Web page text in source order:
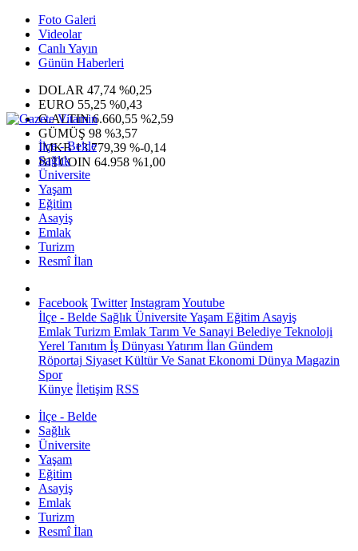
Foto Galeri
Videolar
Canlı Yayın
Günün Haberleri
DOLAR 47,74 %0,25
EURO 55,25 %0,43
G.ALTIN6.660,55 %2,59
GÜMÜŞ 98 %3,57
IMKB13.779,39 %-0,14
BITCOIN 64.958 %1,00
İlçe - Belde
Sağlık
Üniversite
Yaşam
Eğitim
Asayiş
Emlak
Turizm
Resmî İlan
Facebook Twitter InstagramYoutube
İlçe - Belde Sağlık ÜniversiteYaşam Eğitim Asayiş
Emlak Turizm Emlak Tarım Ve Sanayi Belediye Teknoloji
Yerel Tanıtım İş Dünyası Yatırım İlan Gündem
Röportaj Siyaset Kültür Ve Sanat Ekonomi Dünya Magazin
Spor
Künye İletişim RSS
İlçe - Belde
Sağlık
Üniversite
Yaşam
Eğitim
Asayiş
Emlak
Turizm
Resmî İlan